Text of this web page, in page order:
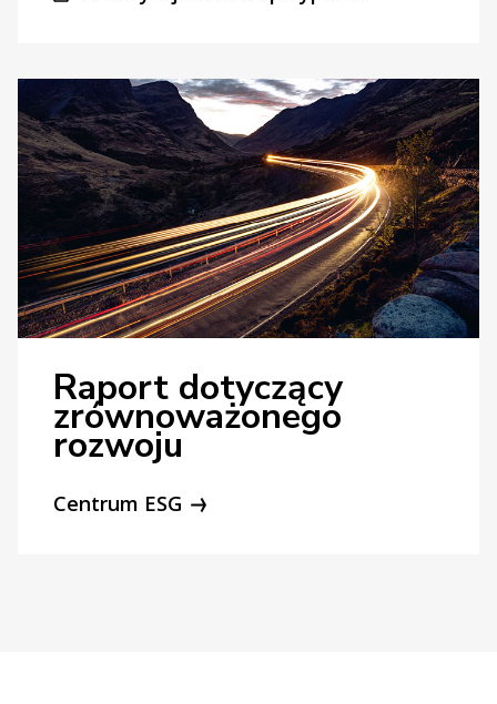
Raport dotyczący
zrównoważonego
rozwoju
Centrum ESG